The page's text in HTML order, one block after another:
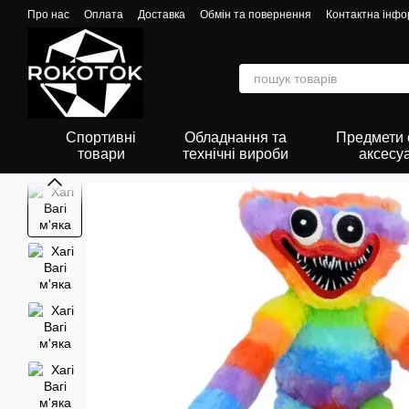
Перейти до основного контенту
Про нас Оплата Доставка Обмін та повернення Контактна
Спортивні
товари
Обладнання та
технічні вироби
Предмети